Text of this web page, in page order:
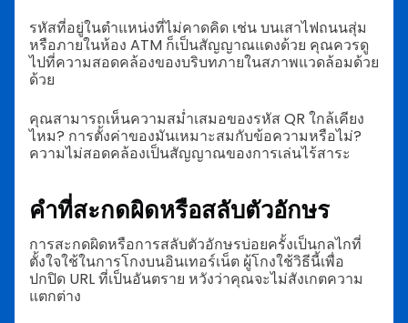
รหัสที่อยู่ในตำแหน่งที่ไม่คาดคิด เช่น บนเสาไฟถนนสุ่ม
หรือภายในห้อง ATM ก็เป็นสัญญาณแดงด้วย คุณควรดู
ไปที่ความสอดคล้องของบริบทภายในสภาพแวดล้อมด้วย
ด้วย
คุณสามารถเห็นความสม่ำเสมอของรหัส QR ใกล้เคียง
ไหม? การตั้งค่าของมันเหมาะสมกับข้อความหรือไม่?
ความไม่สอดคล้องเป็นสัญญาณของการเล่นไร้สาระ
คำที่สะกดผิดหรือสลับตัวอักษร
การสะกดผิดหรือการสลับตัวอักษรบ่อยครั้งเป็นกลไกที่
ตั้งใจใช้ในการโกงบนอินเทอร์เน็ต ผู้โกงใช้วิธีนี้เพื่อ
ปกปิด URL ที่เป็นอันตราย หวังว่าคุณจะไม่สังเกตความ
แตกต่าง